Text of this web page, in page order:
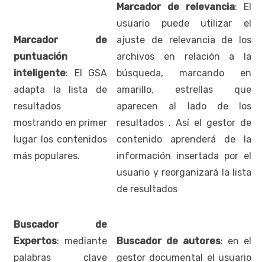
Marcador de
puntuación
inteligente: El GSA
adapta la lista de
resultados
mostrando en primer
lugar los contenidos
más populares.
Marcador de relevancia: El
usuario puede utilizar el
ajuste de relevancia de los
archivos en relación a la
búsqueda, marcando en
amarillo, estrellas que
aparecen al lado de los
resultados . Así el gestor de
contenido aprenderá de la
información insertada por el
usuario y reorganizará la lista
de resultados
Buscador de
Expertos: mediante
palabras clave
Buscador de autores: en el
gestor documental el usuario